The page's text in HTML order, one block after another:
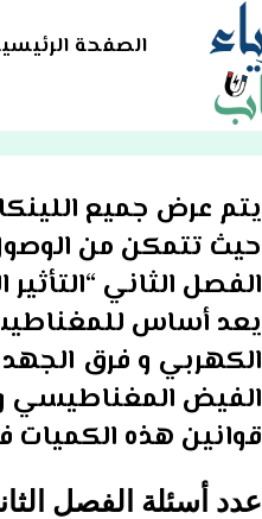
الصفحة
يتم عرض جميع
حيث تتمكن من
الفصل الثاني
يعد أساس
الكهربي و فرق
الفيض المغناطيسي
قوانين هذه الكميات
عدد أسئلة الفصل الثاني